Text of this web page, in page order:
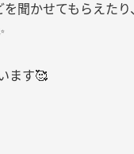
を聞かせてもらえた
ます🥰